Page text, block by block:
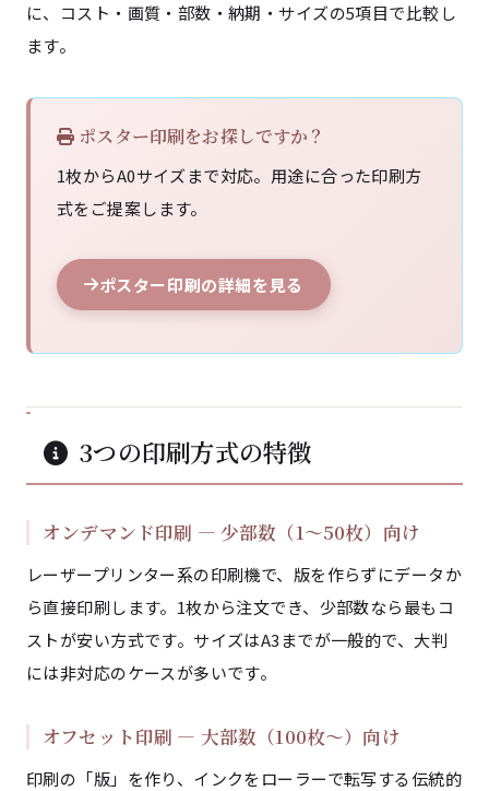
に、コスト・画質・部数・納期・サイズの5項目で比較し
ます。
ポスター印刷をお探しですか？
1枚からA0サイズまで対応。用途に合った印刷方
式をご提案します。
ポスター印刷の詳細を見る
3つの印刷方式の特徴
オンデマンド印刷 — 少部数（1〜50枚）向け
レーザープリンター系の印刷機で、版を作らずにデータか
ら直接印刷します。1枚から注文でき、少部数なら最もコ
ストが安い方式です。サイズはA3までが一般的で、大判
には非対応のケースが多いです。
オフセット印刷 — 大部数（100枚〜）向け
印刷の「版」を作り、インクをローラーで転写する伝統的